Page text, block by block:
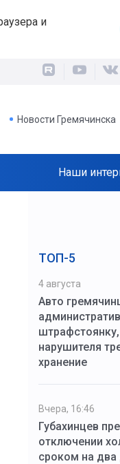
и
Новости Гремячинска
Наши
ТОП-5
4 августа
Авто
штрафстоянку,
нарушителя
хранение
Вчера, 16:46
Губахинцев
отключении
сроком на два